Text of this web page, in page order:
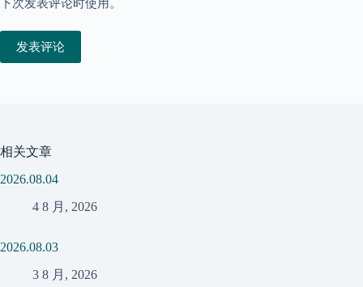
下次发表评论时使用。
发表评论
相关文章
2026.08.04
4 8 月, 2026
2026.08.03
3 8 月, 2026